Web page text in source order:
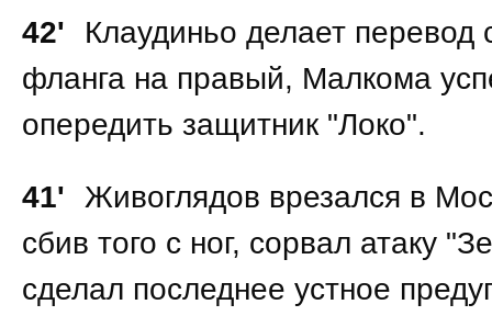
42'
Клаудиньо делает перевод
фланга на правый, Малкома
опередить защитник "Локо".
41'
Живоглядов врезался в
сбив того с ног, сорвал атаку
сделал последнее устное